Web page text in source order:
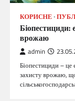
КОРИСНЕ
Біопестициди:
врожаю
admin
Біопестициди – це
захисту врожаю,